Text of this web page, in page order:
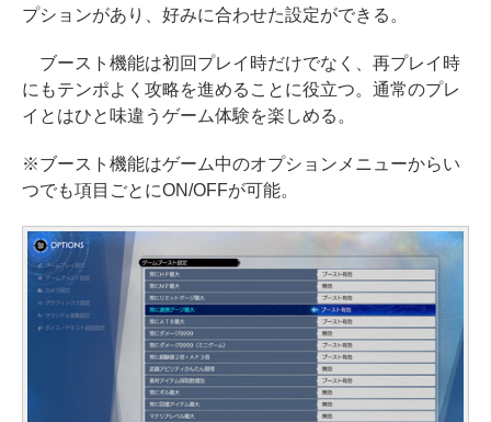
プションがあり、好みに合わせた設定ができる。
ブースト機能は初回プレイ時だけでなく、再プレイ時
にもテンポよく攻略を進めることに役立つ。通常のプレ
イとはひと味違うゲーム体験を楽しめる。
※ブースト機能はゲーム中のオプションメニューからい
つでも項目ごとにON/OFFが可能。